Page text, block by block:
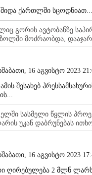
ქართლში სცოდნიათ...
გორის ავტობანზე
მოძრაობდა,
16 აგვისტო 2023
შესახებ
სასმელი წყლის
უკან დაბრუნებას
16 აგვისტო 2023
ღირებულება 2 მლნ